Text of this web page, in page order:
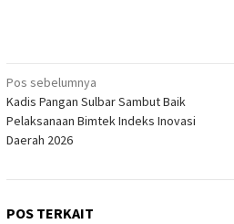
Navigasi
pos
Pos sebelumnya
Kadis Pangan Sulbar Sambut Baik
Pelaksanaan Bimtek Indeks Inovasi
Daerah 2026
POS TERKAIT